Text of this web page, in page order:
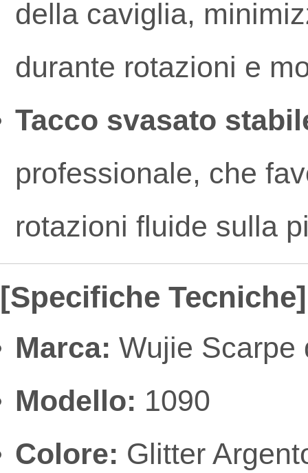
della caviglia,
durante rotazioni e
Tacco svasato
professionale, che
rotazioni fluide sulla
[Specifiche Tecniche]
Marca: Wujie Scarpe
Modello: 1090
Colore: Glitter